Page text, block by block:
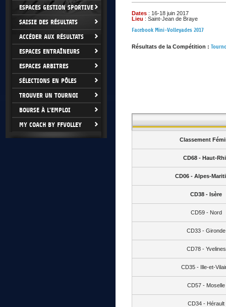
ESPACES GESTION SPORTIVE
SAISIE DES RÉSULTATS
ACCÉDER AUX RÉSULTATS
ESPACES ENTRAÎNEURS
ESPACES ARBITRES
SÉLECTIONS EN PÔLES
TROUVER UN TOURNOI
BOURSE À L'EMPLOI
MY COACH BY FFVOLLEY
Dates : 16-18 juin 2017
Lieu : Saint-Jean de Braye
Facebook Mini-Volleyades 2017
Résultats de la Compétition :
Classement
CD68 - Haut-
CD06 - Alpes-
CD38 - Isère
CD59 - Nord
CD33 - Gironde
CD78 - Yvelines
CD35 - Ille-et-
CD57 - Moselle
CD34 - Hérault